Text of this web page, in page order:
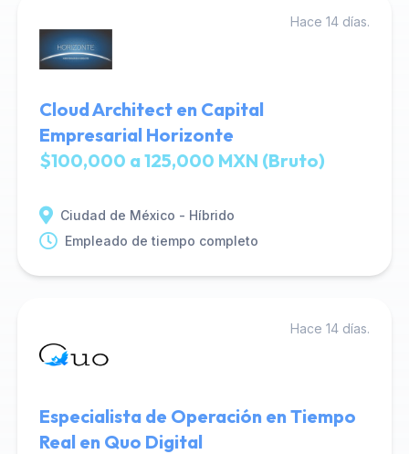
Hace 14 días.
Cloud Architect en Capital
Empresarial Horizonte
$100,000 a 125,000 MXN (Bruto)
Ciudad de México - Híbrido
Empleado de tiempo completo
Hace 14 días.
Especialista de Operación en Tiempo
Real en Quo Digital